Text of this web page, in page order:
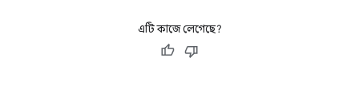
এটি কাজে লেগেছে?